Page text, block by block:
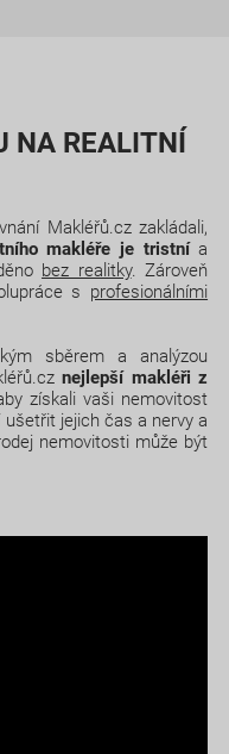
NA REALITNÍ
Makléřů.cz zakládali,
makléře je tristnía
bez realitky. Zároveň
s profesionálními
sběrem a analýzou
nejlepší makléři z
získali vaši nemovitost
jejich čas a nervy a
nemovitosti může být